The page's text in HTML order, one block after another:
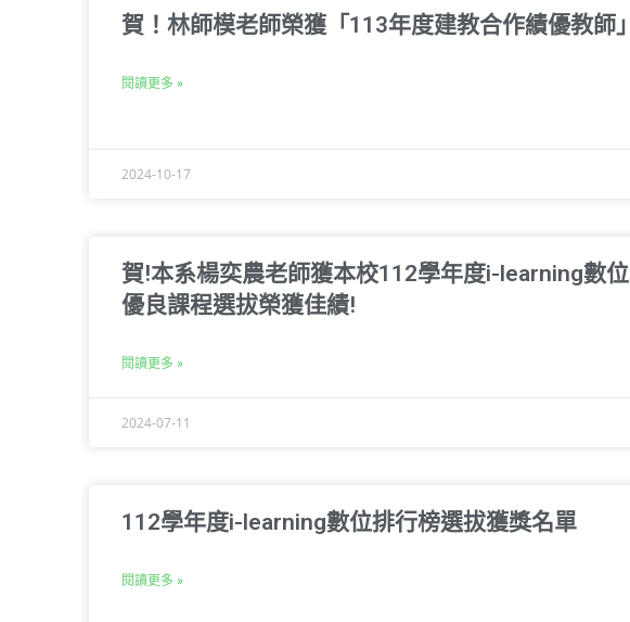
賀！林師模老師榮獲「113年度建教合作績優教師」
閱讀更多 »
2024-10-17
賀!本系楊奕農老師獲本校112學年度i-learning數位
優良課程選拔榮獲佳績!
閱讀更多 »
2024-07-11
112學年度i-learning數位排行榜選拔獲獎名單
閱讀更多 »